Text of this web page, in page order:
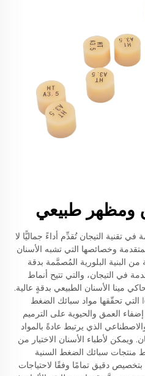
ومظهر طبيعي
تقنية التيجان تُقدِّم أداءً جماليًّا لا
وخصائصها التي تشبه الأسنان
من البنية البلورية المُصمَّمة بدقة
التيجان، والتي تتيح أنماط
مينا الأسنان الطبيعي بدقةٍ عالية.
وتؤدي مستويات الشفافية الم loge التي تحقّقها مواد سبائك الضغط
العمق والحيوية على الترميم
الذي يرتبط عادةً بالمواد
ويمكن لأطباء الأسنان الاختيار من
منتجات سبائك الضغط السنية
دقيق تمامًا وفقًا لاحتياجات